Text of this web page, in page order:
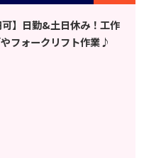
可】日勤&土日休み！工作
フォークリフト作業♪